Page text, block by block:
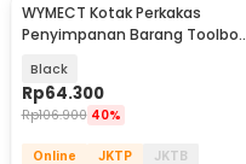
WYMECT Kotak Perkakas
Penyimpanan Barang Toolbox
05
Black
Rp64.300
Rp106.900 40%
Online JKTP
JKTB